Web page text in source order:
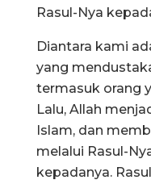
Rasul-Nya
Diantara kami
yang
termasuk orang
Lalu, Allah
Islam, dan
melalui Rasul-
kepadanya.